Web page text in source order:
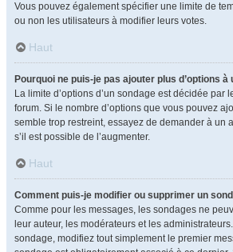
Vous pouvez également spécifier une limite de
ou non les utilisateurs à modifier leurs votes.
Haut
Pourquoi ne puis-je pas ajouter plus d’options à
La limite d’options d’un sondage est décidée par
forum. Si le nombre d’options que vous pouvez
semble trop restreint, essayez de demander à un
s’il est possible de l’augmenter.
Haut
Comment puis-je modifier ou supprimer un
Comme pour les messages, les sondages ne
leur auteur, les modérateurs et les
sondage, modifiez tout simplement le premier